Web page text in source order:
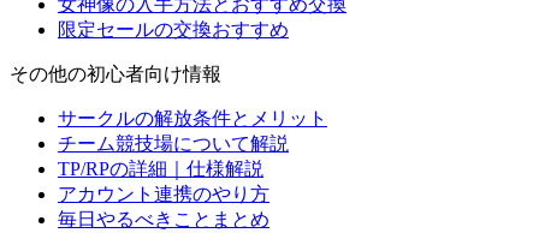
女神像の入手方法とおすすめ交換
限定セールの交換おすすめ
その他の初心者向け情報
サークルの解放条件とメリット
チーム競技場について解説
TP/RPの詳細｜仕様解説
アカウント連携のやり方
毎日やるべきことまとめ